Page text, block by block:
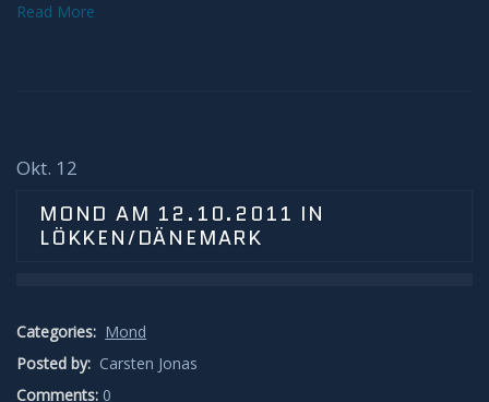
Read More
Okt. 12
MOND AM 12.10.2011 IN
LÖKKEN/DÄNEMARK
Categories: Mond
Posted by: Carsten Jonas
Comments: 0